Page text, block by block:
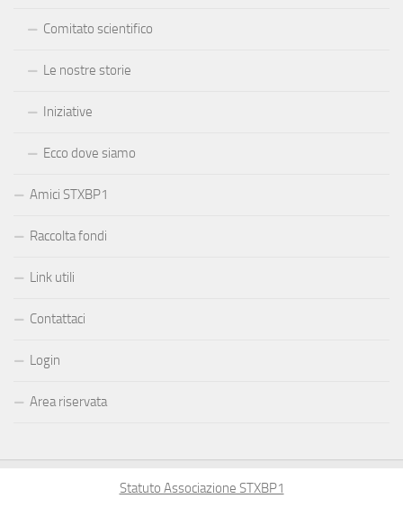
Comitato scientifico
Le nostre storie
Iniziative
Ecco dove siamo
Amici STXBP1
Raccolta fondi
Link utili
Contattaci
Login
Area riservata
Statuto Associazione STXBP1